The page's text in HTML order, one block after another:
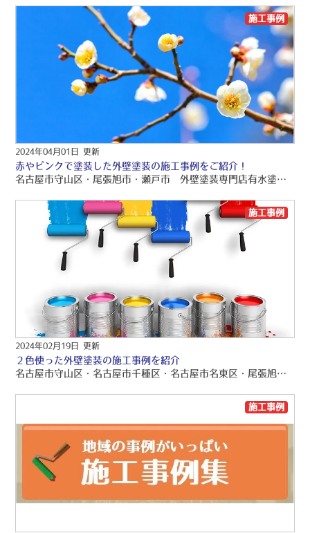
2024年04月01日 更新
赤やピンクで塗装した外壁塗装の施工事例をご紹介！
名古屋市守山区・尾張旭市・瀬戸市 外壁塗装専門店有水塗装店の外壁塗装ブログをお読みくださり、誠にありがとうございますo(〃＾▽＾〃)o? 名古屋市守山区・尾張旭市・瀬戸市を中心に、品質保証の外壁塗装・屋根塗装・雨漏り工事をご提供しております！！ 引き続きブログをお読みいただき、より良い外壁塗装・屋根塗装・雨漏り工事にして頂きたいです(/≧▽≦)/? 今日から４月に入り、新生活の始まりですねo(*￣︶￣*)o 桜もちらほら咲いてきていて春を感じます?? 今回は春にちなんで、赤やピンクで塗装をした施工事例をご紹介いたします！ ぜひ参考にしてみてくださいね? 名古屋市 守山区 塗料 ⇨ アステックペイント スーパーラジカルシリコンGH 色 ⇨ パワーレッド 名古屋 守山区 屋根塗装工事 外壁塗装工事 シーリング工事 付帯部塗装工事 ♢｜施工事例｜名古屋市守山区・尾張旭市の外壁塗装・屋根塗装は有水塗装店にお任せ｜施工実績2022年中部エリアNo.1 (arimizutoso.jp) 名古屋市 天白区 塗料 ⇨ アステックペイント リファインプラチナ2000MF-IR 色 ⇨ 下部 / パワーレッド ⇨ 上部 / クールホワイト 名古屋 天白区 外壁塗装工事 シーリング工事 付帯部塗装工事 漆喰工事 ♤｜施工事例｜名古屋市守山区・尾張旭市の外壁塗装・屋根塗装は有水塗装店にお任せ｜施工実績2022年中部エリアNo.1 (arimizutoso.jp) 名古屋市 守山区 塗料 ⇨ アステックペイント フッ素REVO1000-IR 色 ⇨ １F / オールドローズ ⇨ ２F / ローズグレイ 名古屋市 守山区 外壁塗装工事 シーリング工事 付帯部塗装工事♢｜施工事例｜名古屋市守山区・尾張旭市の外壁塗装・屋根塗装は有水塗装店にお任せ｜施工実績2022年中部エリアNo.1 (arimizutoso.jp) 名古屋市 守山区 塗料 ⇨ アステックペイント リファイン1000SI-IR 色 ⇨ １F / ピーチ ⇨ ２F / ホワイトリリィ 名古屋市守山区 外壁塗装工事 防水工事 シーリング工事 ♧｜施工事例｜名古屋市守山区・尾張旭市の外壁塗装・屋根塗装は有水塗装店にお任せ｜施工実績2022年中部エリアNo.1 (arimizutoso.jp) 本日も名古屋市守山区・尾張旭市・瀬戸市 外壁塗装専門店有水塗装店の外壁塗装ブログをお読みくださり、誠に有難うございました(❀ᴗ͈ˬᴗ͈) ⁾⁾ 外壁塗装のご質問等がございましたらお気軽に名古屋市守山区・尾張旭市・瀬戸市 外壁塗装専門店有水塗装店へお問い合わせください。 ⇩施工事例⇩ https://arimizutoso.jp/works/19953/ ⇩営業時間は9時00分～17時00分⇩ 0120-716-710 ⇩お見積りは無料で行っておりますのでお気軽にお問い合わせください♪(❛ᴗ❛ و(و˚˙ [contact-form-7 id="1253" title="お見積り・お問い合わせフォーム"]
施工事例
2024年02月19日 更新
２色使った外壁塗装の施工事例を紹介
名古屋市守山区・名古屋市千種区・名古屋市名東区・尾張旭市 外壁塗装専門店有水塗装店の外壁塗装ブログをお読みくださり、誠にありがとうございますo(〃＾▽＾〃)o? 名古屋市守山区・名古屋市千種区・名古屋市名東区・尾張旭市を中心に、品質保証の外壁塗装・屋根塗装・雨漏り工事をご提供しております！！ 引き続きブログをお読みいただき、より良い外壁塗装・屋根塗装・雨漏り工事にして頂きたいです(/≧▽≦)/? 色選びってとても迷いますよね、、、?? 使いたい色と他の色との組み合わせによって印象が変わります。 今回は２色を使って外壁塗装をした施工事例をご紹介していきます? ぜひ色選びで参考にしてみてくださいo(*￣︶￣*)o 愛知県 長久手市 使用塗料 アステックペイント プラチナリファイン2000MF-IR 使用色 ニュートラルホワイト ヤララブラウン(アクセント部) 〖施工前 before〗 〖施工後 after〗 名古屋市 守山区 使用塗料 アステックペイント リファイン1000MF-IR 使用色 ニュートラルホワイト ベイジュ(アクセント部) 〖施工前 before〗 〖施工後 after〗 名古屋市 守山区 使用塗料 アステックペイント フッ素REVO 使用色 １F ／ オールドローズ ２F ／ ローズグレイ 〖施工前 before〗 〖施工後 after〗 名古屋市 港区 使用塗料 アステックペイント リファイン1000SI-IR 使用色 アイアンバーグ バーチグレイ(アクセント部) 〖施工前 before〗 〖施工後 after〗 名古屋市 守山区 使用塗料 クリーンマイルドフッ素 使用色 クールグレイ ブルーグレイ(アクセント部) 〖施工前 before〗 〖施工後 after〗 本日も名古屋市守山区・名古屋市千種区・名古屋市名東区・尾張旭市 外壁塗装専門店有水塗装店の外壁塗装ブログをお読みくださり、誠に有難うございました(❀ᴗ͈ˬᴗ͈) ⁾⁾ 外壁塗装のご質問等がございましたらお気軽に名古屋市守山区・名古屋市千種区・名古屋市名東区・尾張旭市 外壁塗装専門店有水塗装店へお問い合わせください。 ⇩施工事例⇩ https://arimizutoso.jp/works/19953/ ⇩営業時間は9時00分～17時00分⇩ 0120-716-710 ⇩お見積りは無料で行っておりますのでお気軽にお問い合わせください♪(❛ᴗ❛ و(و˚˙ [contact-form-7 id="1253" title="お見積り・お問い合わせフォーム"]
施工事例
施工事例